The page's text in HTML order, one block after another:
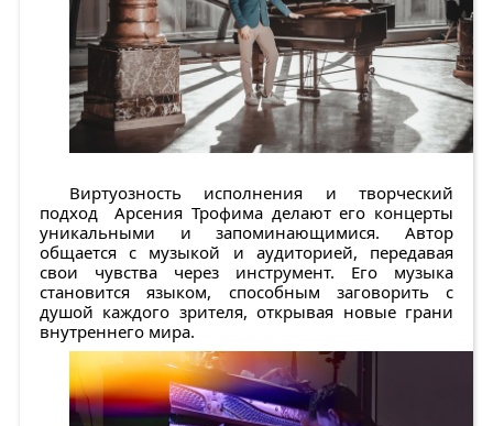
Виртуозность исполнения и творческий
подход Арсения Трофима делают его концерты
уникальными и запоминающимися. Автор
общается с музыкой и аудиторией, передавая
свои чувства через инструмент. Его музыка
становится языком, способным заговорить с
душой каждого зрителя, открывая новые грани
внутреннего мира.